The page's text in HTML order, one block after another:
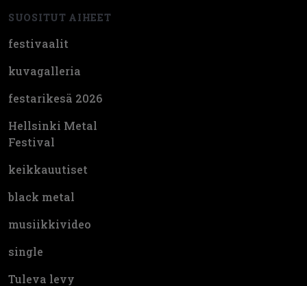
SUOSITUT AIHEET
festivaalit
kuvagalleria
festarikesä 2026
Hellsinki Metal
Festival
keikkauutiset
black metal
musiikkivideo
single
Tuleva levy